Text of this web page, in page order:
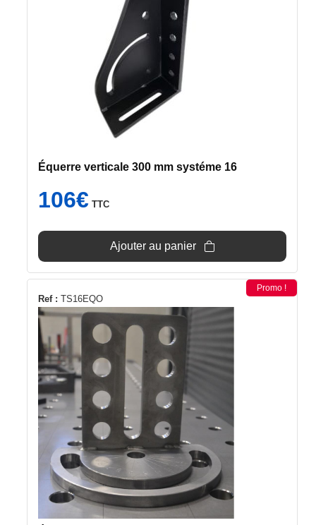
Équerre verticale 300 mm systéme 16
106€ TTC
Ajouter au panier
Ref : TS16EQO
Promo !